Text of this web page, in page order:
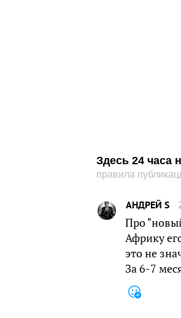
Здесь 24 часа
правила
АНДРЕЙ S
Про
Африку
это не
За 6-7